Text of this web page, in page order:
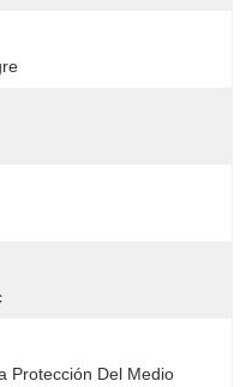
Protección Del Medio